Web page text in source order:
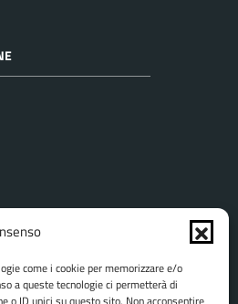
come i cookie per memorizzare e/o
a queste tecnologie ci permetterà di